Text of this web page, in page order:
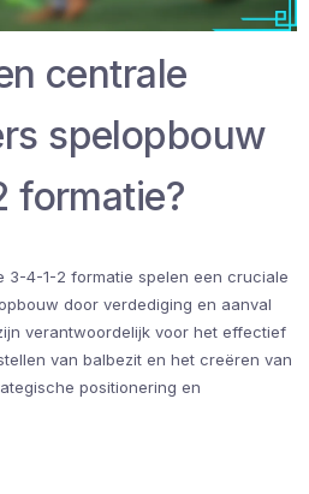
centrale
spelopbouw
formatie?
3-4-1-2 formatie spelen een cruciale
door verdediging en aanval
verantwoordelijk voor het effectief
van balbezit en het creëren van
positionering en